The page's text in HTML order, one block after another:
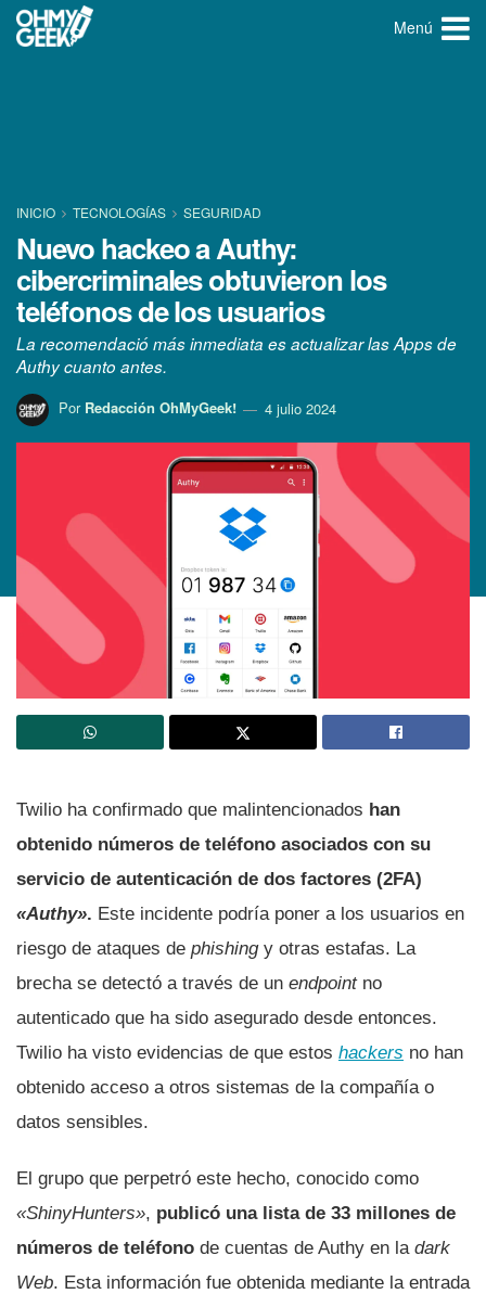
Menú
INICIO TECNOLOGÍ­AS SEGURIDAD
Nuevo hackeo a Authy:
cibercriminales obtuvieron los
teléfonos de los usuarios
La recomendació más inmediata es actualizar las Apps de
Authy cuanto antes.
Por Redacción OhMyGeek! 4 julio 2024
Twilio ha confirmado que malintencionados han
obtenido números de teléfono asociados con su
servicio de autenticación de dos factores (2FA)
«Authy». Este incidente podría poner a los usuarios en
riesgo de ataques de phishingy otras estafas. La
brecha se detectó a través de un endpointno
autenticado que ha sido asegurado desde entonces.
Twilio ha visto evidencias de que estos hackers no han
obtenido acceso a otros sistemas de la compañía o
datos sensibles.
El grupo que perpetró este hecho, conocido como
«ShinyHunters», publicó una lista de 33 millones de
números de teléfono de cuentas de Authy en la dark
Web. Esta información fue obtenida mediante la entrada